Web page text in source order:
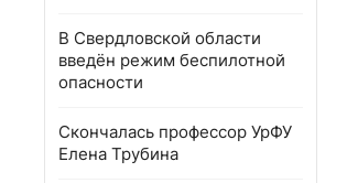
В Свердловской области
введён режим беспилотной
опасности
Скончалась профессор УрФУ
Елена Трубина